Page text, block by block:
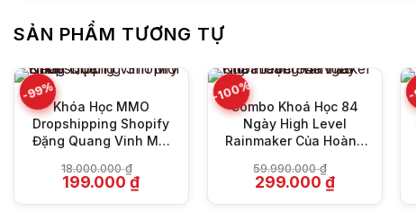
SẢN PHẨM TƯƠNG TỰ
-99%
Khóa Học MMO
Dropshipping Shopify
Đặng Quang Vinh Mới
18.000.000₫
Giá
199.000₫Giá
-100%
Combo Khoá Học 84
Ngày High Level
Rainmaker Của Hoàng
59.990.000₫
Giá
299.000 ₫Giá
hiện
-